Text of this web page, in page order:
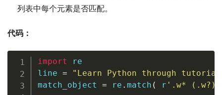
列表中每个元素是否匹配。
代码：
import re
line =
"Learn Python through
match_object = re . match ( r '.w* (.w?)